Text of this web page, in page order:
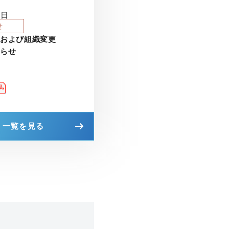
よび組織変更
せ
一覧を見る